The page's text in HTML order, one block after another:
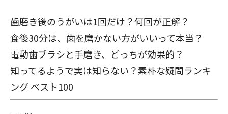
歯磨き後のうがいは1回だけ？何回が正解？
食後30分は、歯を磨かない方がいいって本当？
電動歯ブラシと手磨き、どっちが効果的？
知ってるようで実は知らない？素朴な疑問ランキ
ング ベスト100